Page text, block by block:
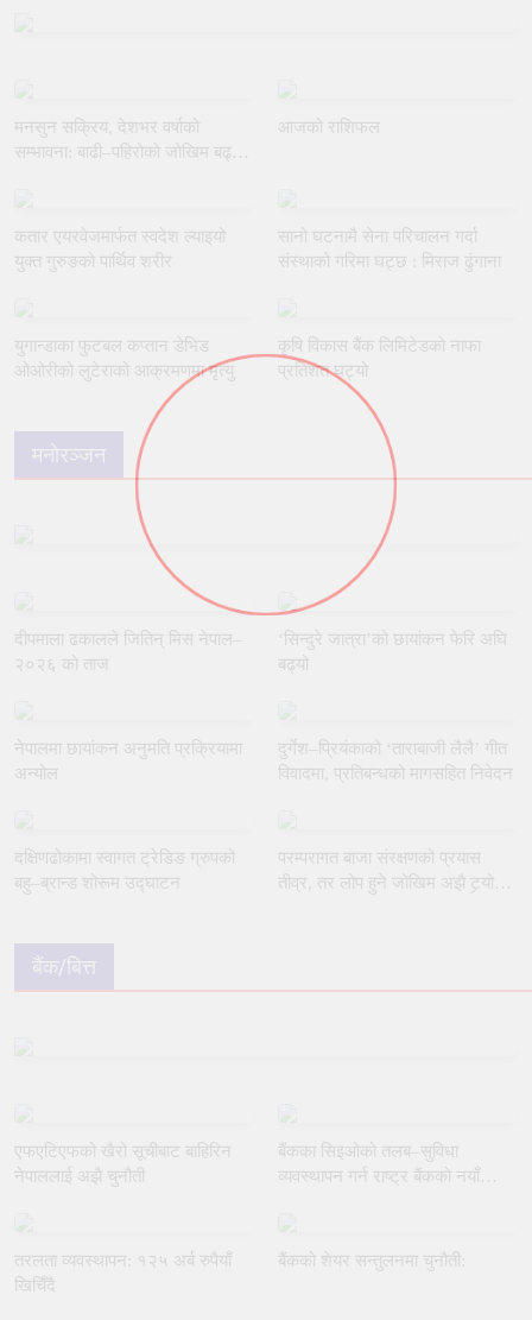
मनसुन सक्रिय, देशभर वर्षाको
सम्भावना: बाढी–पहिरोको जोखिम बढ्ने
आजको राशिफल
कतार एयरवेजमार्फत स्वदेश ल्याइयो
युक्त गुरुङको पार्थिव शरीर
सानो घटनामै सेना परिचालन गर्दा
संस्थाको गरिमा घट्छ : मिराज ढुंगाना
युगान्डाका फुटबल कप्तान डेभिड
ओओरीको लुटेराको आक्रमणमा मृत्यु
कृषि विकास बैंक लिमिटेडको नाफा
प्रतिशत घट्यो
मनोरञ्जन
दीपमाला ढकालले जितिन् मिस नेपाल–
२०२६ को ताज
‘सिन्दुरे जात्रा’को छायांकन फेरि अघि
बढ्यो
नेपालमा छायांकन अनुमति प्रक्रियामा
अन्योल
दुर्गेश–प्रियंकाको ‘ताराबाजी लैलै’ गीत
विवादमा, प्रतिबन्धको मागसहित निवेदन
दक्षिणढोकामा स्वागत ट्रेडिङ ग्रुपको
बहु–ब्रान्ड शोरूम उद्घाटन
परम्परागत बाजा संरक्षणको प्रयास
तीव्र, तर लोप हुने जोखिम अझै टर्‍यो
बैंक/बित्त
एफएटिएफको खैरो सूचीबाट बाहिरिन
नेपाललाई अझै चुनौती
बैंकका सिइओको तलब–सुविधा
व्यवस्थापन गर्न राष्ट्र बैंकको नयाँ
तरलता व्यवस्थापन: १२५ अर्ब रुपैयाँ
खिचिँदै
बैंकको शेयर सन्तुलनमा चुनौती: